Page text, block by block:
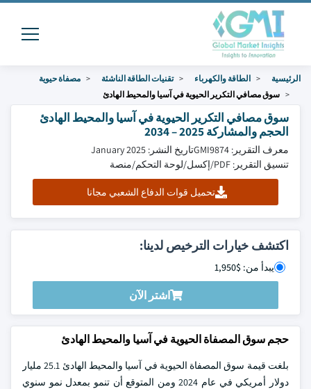
الرئيسية الطاقة والكهرباء تقنيات الطاقة الناشئة
مصفاة حيوية
سوق مصافي التكرير الحيوية في آسيا والمحيط الهادئ
سوق مصافي التكرير الحيوية في آسيا والمحيط الهادئ
الحجم والمشاركة 2025 – 2034
معرف التقرير: GMI9874
تاريخ النشر: January 2025
تنسيق التقرير: PDF/إكسل/لوحة التحكم/منصة
تحميل قوات الدفاع الشعبي مجانا
اكتشف خيارات الترخيص لدينا:
يبدأ من: $1,950
اشتر الآن
حجم سوق المصفاة الحيوية في آسيا والمحيط الهادئ
بلغت قيمة سوق المصفاة الحيوية في آسيا والمحيط الهادئ 25.1 مليار
دولار أمريكي في عام 2024 ومن المتوقع أن تنمو بمعدل نمو سنوي